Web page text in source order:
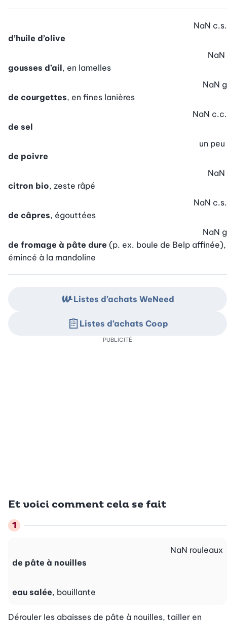
d’huile d’olive
NaN c.s.
gousses d’ail, en lamelles
NaN
de courgettes, en fines lanières
NaN g
de sel
NaN c.c.
de poivre
un peu
citron bio, zeste râpé
NaN
de câpres, égouttées
NaN c.s.
de fromage à pâte dure (p. ex. boule de Belp affinée),
émincé à la mandoline
NaN g
Et voici comment cela se fait
de pâte à nouilles
NaN rouleaux
eau salée, bouillante
Dérouler les abaisses de pâte à nouilles, tailler en
Listes d’achats WeNeed
Listes d’achats Coop
PUBLICITÉ